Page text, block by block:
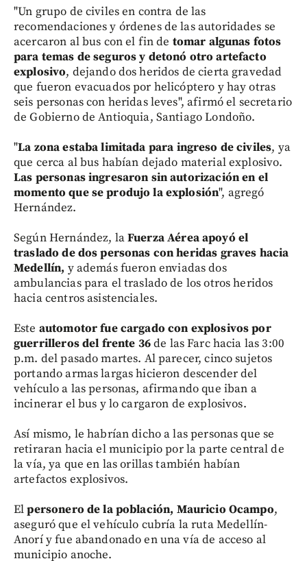
"Un grupo de civiles en contra de las
recomendaciones y órdenes de las autoridades se
acercaron al bus con el fin de tomar algunas fotos
para temas de seguros y detonó otro artefacto
explosivo, dejando dos heridos de cierta gravedad
que fueron evacuados por helicóptero y hay otras
seis personas con heridas leves", afirmó el secretario
de Gobierno de Antioquia, Santiago Londoño.
"La zona estaba limitada para ingreso de civiles, ya
que cerca al bus habían dejado material explosivo.
Las personas ingresaron sin autorización en el
momento que se produjo la explosión", agregó
Hernández.
Según Hernández, laFuerza Aérea apoyó el
traslado de dos personas con heridas graves hacia
Medellín, y además fueron enviadas dos
ambulancias para el traslado de los otros heridos
hacia centros asistenciales.
Este automotor fue cargado con explosivos por
guerrilleros del frente 36de las Farc hacia las 3:00
p.m. del pasado martes. Al parecer, cinco sujetos
portando armas largas hicieron descender del
vehículo a las personas, afirmando que iban a
incinerar el bus y lo cargaron de explosivos.
Así mismo, le habrían dicho a las personas que se
retiraran hacia el municipio por la parte central de
la vía, ya que en las orillas también habían
artefactos explosivos.
Elpersonero de la población, Mauricio Ocampo,
aseguró que el vehículo cubría la ruta Medellín-
Anorí y fue abandonado en una vía de acceso al
municipio anoche.